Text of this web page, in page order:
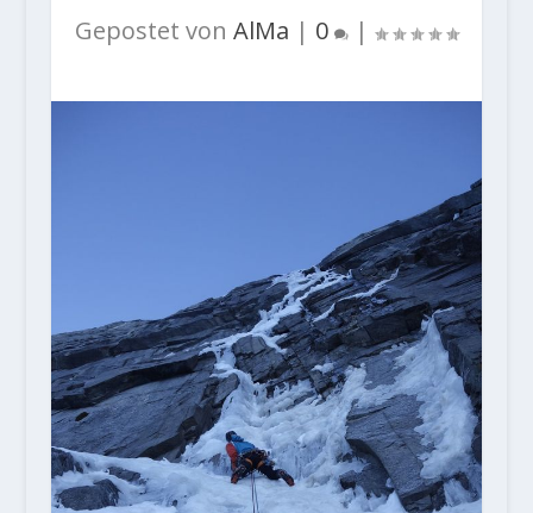
Gepostet von AlMa | 0 |